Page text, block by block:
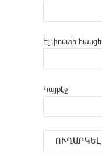
Էլ-փոստի հասցե
Կայքէջ